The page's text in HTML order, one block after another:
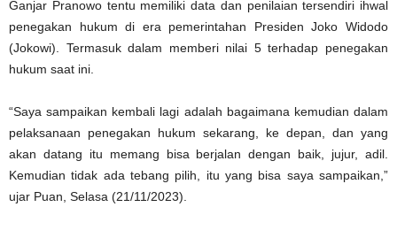
Ganjar Pranowo tentu memiliki data dan penilaian tersendiri ihwal
penegakan hukum di era pemerintahan Presiden Joko Widodo
(Jokowi). Termasuk dalam memberi nilai 5 terhadap penegakan
hukum saat ini.
“Saya sampaikan kembali lagi adalah bagaimana kemudian dalam
pelaksanaan penegakan hukum sekarang, ke depan, dan yang
akan datang itu memang bisa berjalan dengan baik, jujur, adil.
Kemudian tidak ada tebang pilih, itu yang bisa saya sampaikan,”
ujar Puan, Selasa (21/11/2023).